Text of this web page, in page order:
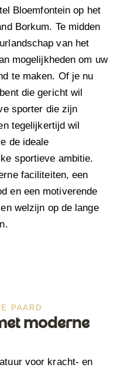
Bloemfontein op het
Borkum. Te midden
van het
mogelijkheden om uw
te maken. Of je nu
die gericht wil
sporter die zijn
tegelijkertijd wil
de ideale
sportieve ambitie.
faciliteiten, een
en een motiverende
welzijn op de lange
PAARD
moderne
voor kracht- en